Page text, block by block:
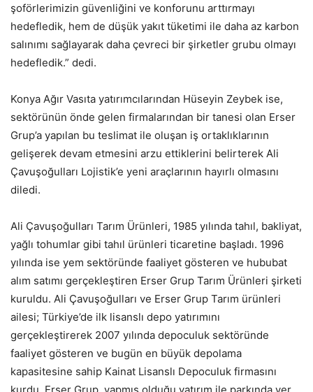
şoförlerimizin güvenliğini ve konforunu arttırmayı
hedefledik, hem de düşük yakıt tüketimi ile daha az karbon
salınımı sağlayarak daha çevreci bir şirketler grubu olmayı
hedefledik.” dedi.
Konya Ağır Vasıta yatırımcılarından Hüseyin Zeybek ise,
sektörünün önde gelen firmalarından bir tanesi olan Erser
Grup’a yapılan bu teslimat ile oluşan iş ortaklıklarının
gelişerek devam etmesini arzu ettiklerini belirterek Ali
Çavuşoğulları Lojistik’e yeni araçlarının hayırlı olmasını
diledi.
Ali Çavuşoğulları Tarım Ürünleri, 1985 yılında tahıl, bakliyat,
yağlı tohumlar gibi tahıl ürünleri ticaretine başladı. 1996
yılında ise yem sektöründe faaliyet gösteren ve hububat
alım satımı gerçekleştiren Erser Grup Tarım Ürünleri şirketi
kuruldu. Ali Çavuşoğulları ve Erser Grup Tarım ürünleri
ailesi; Türkiye’de ilk lisanslı depo yatırımını
gerçekleştirerek 2007 yılında depoculuk sektöründe
faaliyet gösteren ve bugün en büyük depolama
kapasitesine sahip Kainat Lisanslı Depoculuk firmasını